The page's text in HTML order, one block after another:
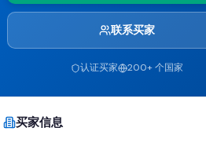
佳机会。EximNext B2B 市
联系买家
认证买家 200+ 个国家
买家信息